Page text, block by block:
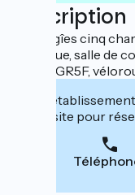
Description
Grand gîes cinq
pétanque, salle de
Nancy. GR5F,
Cet
leur site pour